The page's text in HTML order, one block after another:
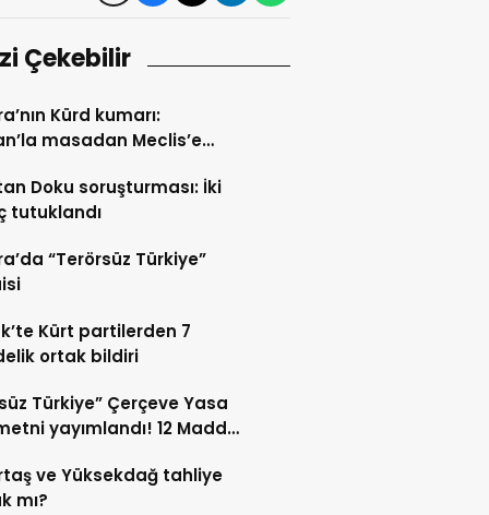
Çekebilir
Kürd kumarı:
masadan Meclis’e
Doku soruşturması: İki
tutuklandı
“Terörsüz Türkiye”
Kürt partilerden 7
ortak bildiri
Türkiye” Çerçeve Yasa
yayımlandı! 12 Madde
ve Yüksekdağ tahliye
mı?